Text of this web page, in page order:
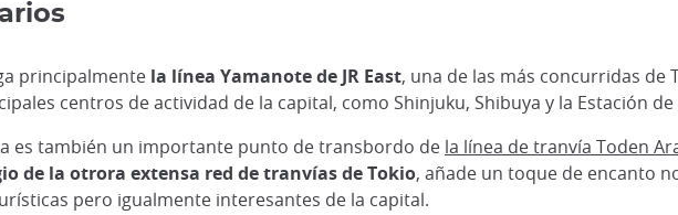
principalmente la línea Yamanote de JR East, una de las más concurridas de
centros de actividad de la capital, como Shinjuku, Shibuya y la Estación de
es también un importante punto de transbordo de la línea de tranvía Toden
de la otrora extensa red de tranvías de Tokio, añade un toque de encanto
pero igualmente interesantes de la capital.